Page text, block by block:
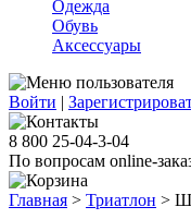
Одежда
Обувь
Аксессуары
Войти |
8 800 25-04-3-04
По вопросам online-
Главная > Триатлон >